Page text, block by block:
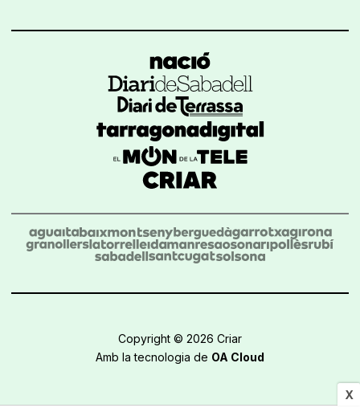
X
Copyright © 2026 Criar
Amb la tecnologia de OA Cloud